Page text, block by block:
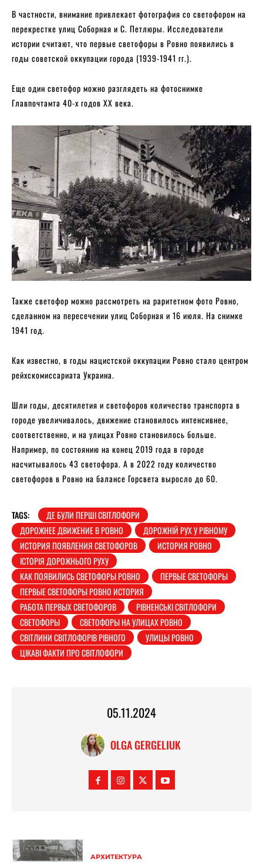
В частности, внимание привлекает фотография со светофором на
перекрестке улиц Соборная и С. Петлюры. Исследователи
истории считают, что первые светофоры в Ровно появились в
годы советской оккупации города (1939-1941 гг.).
Еще один светофор можно разглядеть на фотоснимке
Главпочтамта 40-х годов XX века.
Также светофор можно рассмотреть на раритетном фото Ровно,
сделанном на пересечении улиц Соборная и 16 июля. На снимке
1941 год.
Как известно, в годы нацистской оккупации Ровно стало центром
рейхскомиссариата Украина.
Шли годы, десятилетия и светофоров количество транспорта в
городе увеличивалось, движение становилось интенсивнее,
соответственно, и на улицах Ровно становилось больше.
Например, по состоянию на конец 2019 года в городе
насчитывалось 43 светофора. А в 2022 году количество
светофоров в Ровно на балансе Горсвета выросло до 60.
TAGS:
ДЕ БУЛИ ПЕРШІ СВІТЛОФОРИ
ДОРОЖНЕЕ ДВИЖЕНИЕ В РОВНО
ДОРОЖНІЙ РУХ У РІВНОМУ
ИСТОРИЯ ПОЯВЛЕНИЯ СВЕТОФОРОВ
ИСТОРИЯ РОВНО
ІСТОРІЯ ДОРОЖНЬОГО РУХУ
КАК ПОЯВИЛИСЬ СВЕТОФОРЫ РОВНО
ПЕРВЫЕ СВЕТОФОРЫ
ПЕРВЫЕ СВЕТОФОРЫ РОВНО ИСТОРИЯ
РАБОТА ПЕРВЫХ СВЕТОФОРОВ
РІВНЕНСЬКІ СВІТЛОФОРИ
СВЕТОФОРЫ
СВЕТОФОРЫ НА УЛИЦАХ РОВНО
СВІТЛИНИ СВІТЛОФОРІВ РІВНОГО
УЛИЦЫ РОВНО
ЦІКАВІ ФАКТИ ПРО СВІТЛОФОРИ
05.11.2024
OLGA GERGELIUK
АРХИТЕКТУРА